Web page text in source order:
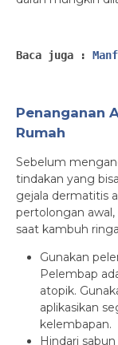
Baca juga :
Penanganan
Rumah
Sebelum
tindakan yang
gejala dermatitis
pertolongan
saat kambuh
Gunakan
Pelembap
atopik.
aplikasikan
kelembapan.
Hindari